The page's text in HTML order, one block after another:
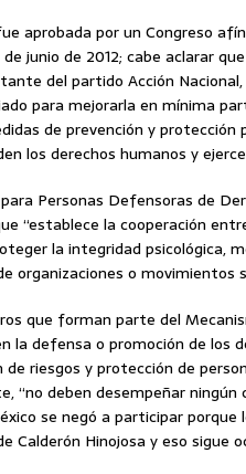
aprobada por un Congreso
junio de 2012; cabe aclarar
del partido Acción
para mejorarla en mínima
de prevención y
los derechos humanos y
Personas Defensoras de
“establece la cooperación
la integridad psicológica,
organizaciones o movimientos
que forman parte del
la defensa o promoción de los
de riesgos y protección de
“no deben desempeñar ningún
se negó a participar
Calderón Hinojosa y eso sigue